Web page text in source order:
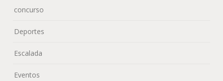
concurso
Deportes
Escalada
Eventos